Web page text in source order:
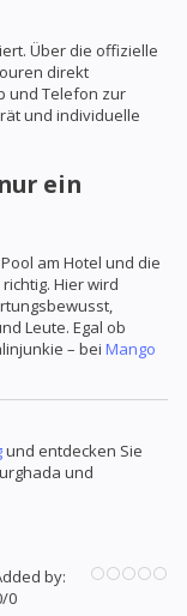
Über die offizielle
direkt
und Telefon zur
und individuelle
ein
am Hotel und die
Hier wird
Leute. Egal ob
– bei Mango
und entdecken Sie
und
by:
/0